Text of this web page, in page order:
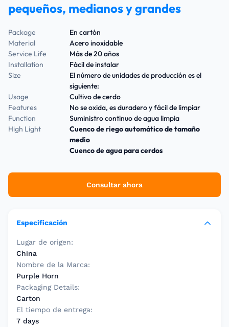
pequeños, medianos y grandes
Package
En cartón
Material
Acero inoxidable
Service Life
Más de 20 años
Installation
Fácil de instalar
Size
El número de unidades de producción es el
siguiente:
Usage
Cultivo de cerdo
Features
No se oxida, es duradero y fácil de limpiar
Function
Suministro continuo de agua limpia
High Light
Cuenco de riego automático de tamaño
medio
Cuenco de agua para cerdos
Consultar ahora
Especificación
Lugar de origen:
China
Nombre de la Marca:
Purple Horn
Packaging Details:
Carton
El tiempo de entrega:
7 days